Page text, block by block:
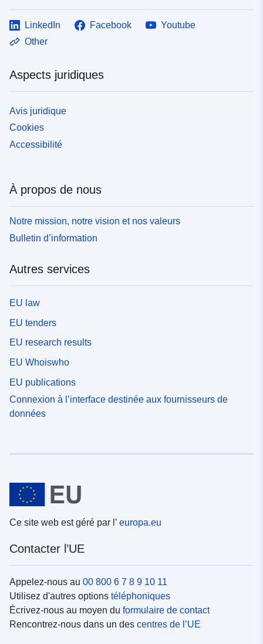
LinkedIn Facebook
Youtube
Other
Aspects juridiques
Avis juridique
Cookies
Accessibilité
À propos de nous
Notre mission, notre vision et nos valeurs
Bulletin d’information
Autres services
EU law
EU tenders
EU research results
EU Whoiswho
EU publications
Connexion à l’interface destinée aux fournisseurs de
données
Ce site web est géré par l’ europa.eu
Contacter l’UE
Appelez-nous au 00 800 6 7 8 9 10 11
Utilisez d'autres options téléphoniques
Écrivez-nous au moyen du formulaire de contact
Rencontrez-nous dans un des centres de l’UE